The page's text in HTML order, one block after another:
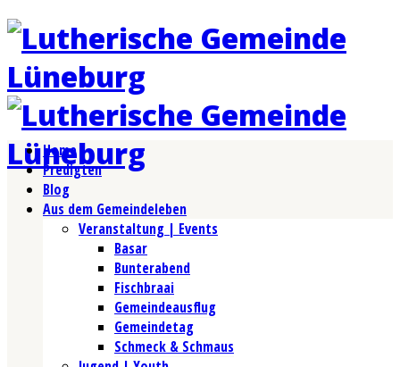
Home
Predigten
Blog
Aus dem Gemeindeleben
Veranstaltung | Events
Basar
Bunterabend
Fischbraai
Gemeindeausflug
Gemeindetag
Schmeck & Schmaus